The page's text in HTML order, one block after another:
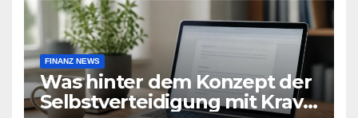
FINANZ NEWS
Was hinter dem Konzept der
Selbstverteidigung mit Krav